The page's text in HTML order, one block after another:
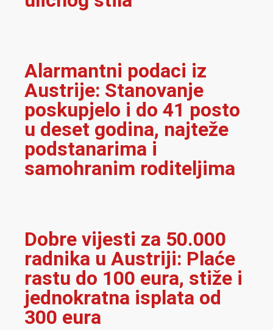
Alarmantni podaci iz
Austrije: Stanovanje
poskupjelo i do 41 posto
u deset godina, najteže
podstanarima i
samohranim roditeljima
Dobre vijesti za 50.000
radnika u Austriji: Plaće
rastu do 100 eura, stiže i
jednokratna isplata od
300 eura